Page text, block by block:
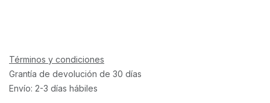
Términos y condiciones
Grantía de devolución de 30 días
Envío: 2-3 días hábiles